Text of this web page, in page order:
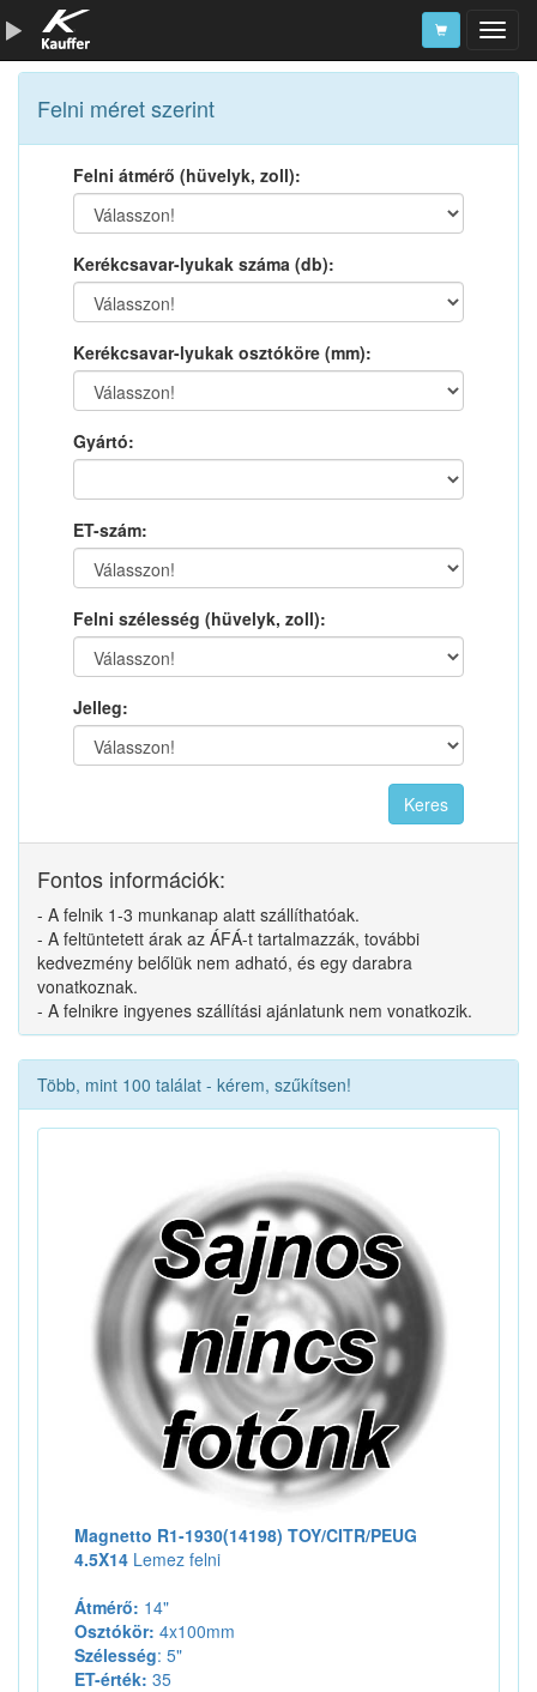
Szerszámkatalógus
Kosár
Alkatrészek
Felni méret szerint
Felni átmérő (hüvelyk, zoll):
Kerékcsavar-lyukak száma (db):
Kerékcsavar-lyukak osztóköre (mm):
Gyártó:
ET-szám:
Felni szélesség (hüvelyk, zoll):
Jelleg:
Fontos információk:
- A felnik 1-3 munkanap alatt szállíthatóak.
- A feltüntetett árak az ÁFÁ-t tartalmazzák, további
kedvezmény belőlük nem adható, és egy darabra
vonatkoznak.
- A felnikre ingyenes szállítási ajánlatunk nem vonatkozik.
Több, mint 100 találat - kérem, szűkítsen!
Magnetto R1-1930(14198) TOY/CITR/PEUG
4.5X14 Lemez felni
Átmérő: 14"
Osztókör: 4x100mm
Szélesség: 5"
ET-érték: 35